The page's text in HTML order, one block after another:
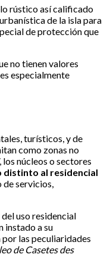
rústico así calificado
de la isla para
de protección que
no tienen valores
especialmente
turísticos, y de
como zonas no
núcleos o sectores
al residencial
servicios,
del uso residencial
instado a su
las peculiaridades
de Casetes des